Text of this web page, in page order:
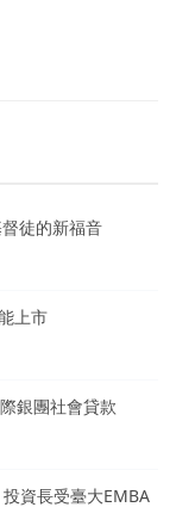
徒的新福音
上市
銀團社會貸款
資長受臺大EMBA